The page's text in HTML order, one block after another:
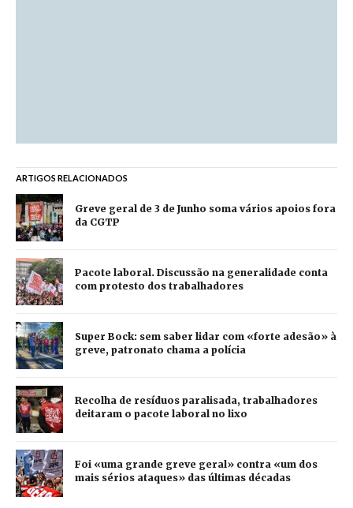
ARTIGOS RELACIONADOS
Greve geral de 3 de Junho soma vários apoios fora
da CGTP
Pacote laboral. Discussão na generalidade conta
com protesto dos trabalhadores
Super Bock: sem saber lidar com «forte adesão» à
greve, patronato chama a polícia
Recolha de resíduos paralisada, trabalhadores
deitaram o pacote laboral no lixo
Foi «uma grande greve geral» contra «um dos
mais sérios ataques» das últimas décadas